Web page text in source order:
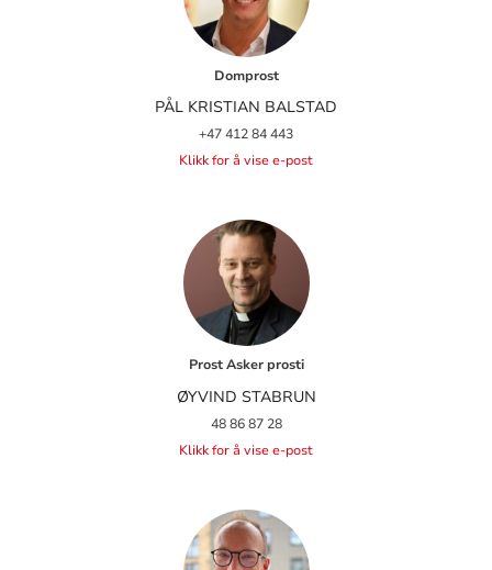
Domprost
PÅL KRISTIAN BALSTAD
+47 412 84 443
Klikk for å vise e-post
Prost Asker prosti
ØYVIND STABRUN
48 86 87 28
Klikk for å vise e-post